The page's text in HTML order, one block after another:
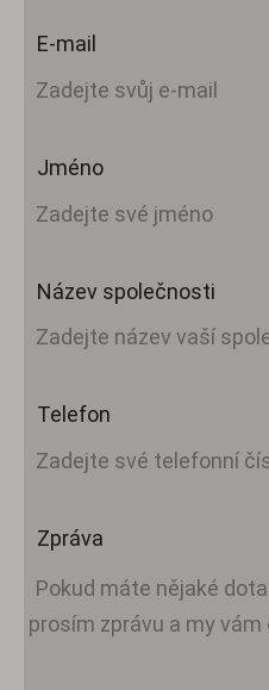
E-mail
Jméno
Název společnosti
Telefon
Zpráva